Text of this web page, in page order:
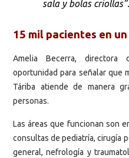
sala y bolas criollas”.
15 mil pacientes en un
Amelia Becerra, directora
oportunidad para señalar que
Táriba atiende de manera
personas.
Las áreas que funcionan son
consultas de pediatría, cirugía
general, nefrología y